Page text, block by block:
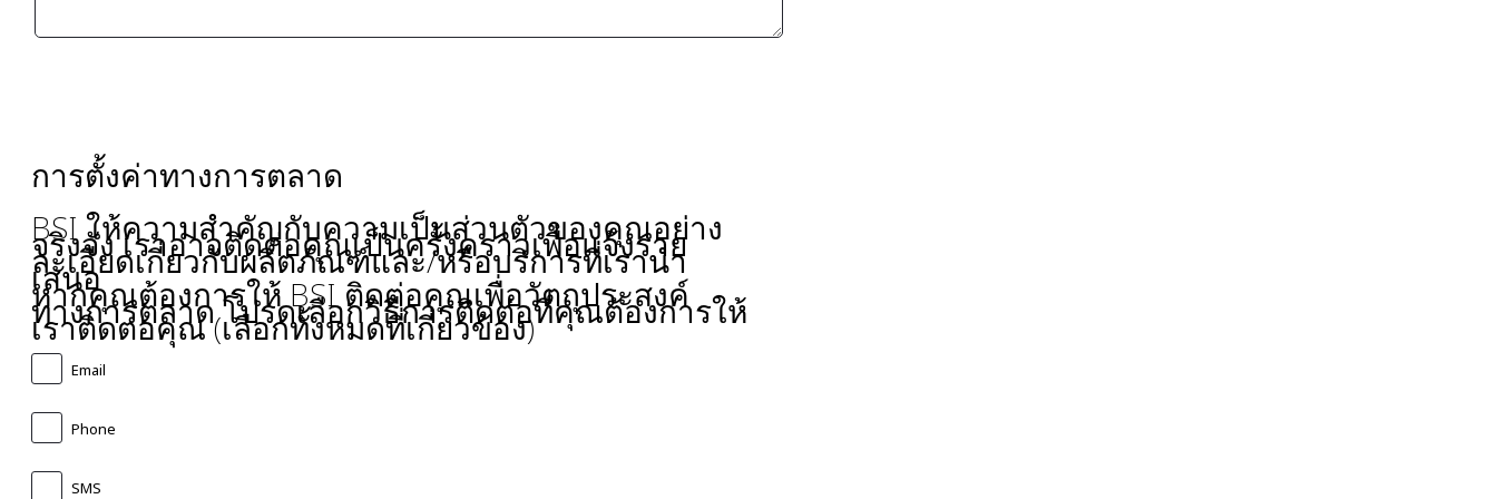
การตั้งค่าทางการตลาด
BSI ให้ความสำคัญกับความเป็นส่วนตัวของคุณอย่าง
จริงจัง เราอาจติดต่อคุณเป็นครั้งคราวเพื่อแจ้งราย
ละเอียดเกี่ยวกับผลิตภัณฑ์และ/หรือบริการที่เรานำ
เสนอ
หากคุณต้องการให้ BSI ติดต่อคุณเพื่อวัตถุประสงค์
ทางการตลาด โปรดเลือกวิธีการติดต่อที่คุณต้องการให้
เราติดต่อคุณ (เลือกทั้งหมดที่เกี่ยวข้อง)
Email
Phone
SMS